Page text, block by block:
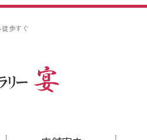
歩すぐ